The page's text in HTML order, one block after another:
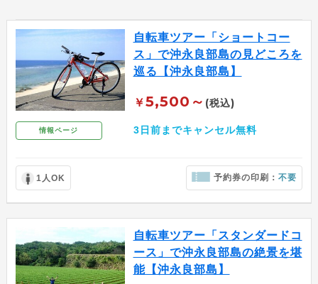
情報ページ
自転車ツアー「ショートコー
ス」で沖永良部島の見どころを
巡る【沖永良部島】
￥5,500～ (税込)
3日前までキャンセル無料
1人OK 予約券の印刷：不要
自転車ツアー「スタンダードコ
ース」で沖永良部島の絶景を堪
能【沖永良部島】